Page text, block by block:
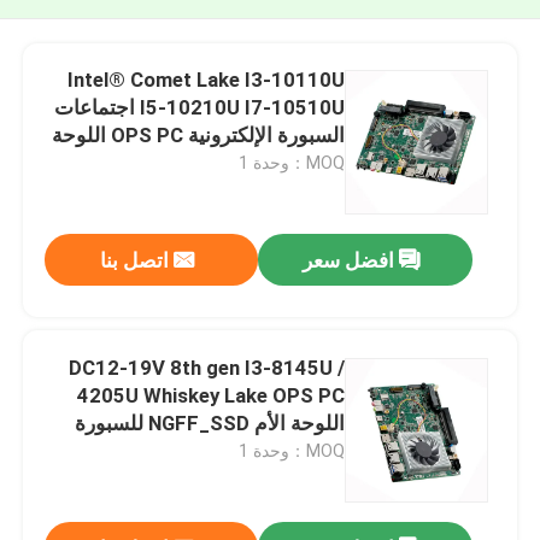
Intel® Comet Lake I3-10110U
I5-10210U I7-10510U اجتماعات
السبورة الإلكترونية OPS PC اللوحة
الأم MINI DP
MOQ：وحدة 1
افضل سعر اتصل بنا
DC12-19V 8th gen I3-8145U /
4205U Whiskey Lake OPS PC
اللوحة الأم NGFF_SSD للسبورة
الإلكترونية
MOQ：وحدة 1